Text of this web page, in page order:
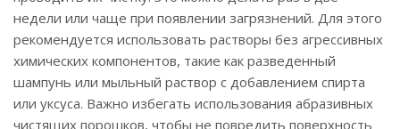
недели или чаще при появлении загрязнений. Для этого
рекомендуется использовать растворы без агрессивных
химических компонентов, такие как разведенный
шампунь или мыльный раствор с добавлением спирта
или уксуса. Важно избегать использования абразивных
чистящих порошков, чтобы не повредить поверхность